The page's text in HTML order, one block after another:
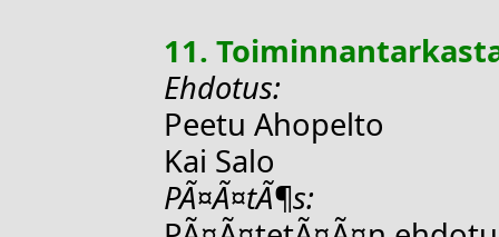
11.
Ehdotus:
Peetu Ahopelto
Kai Salo
PÃ¤Ã¤tÃ¶s: